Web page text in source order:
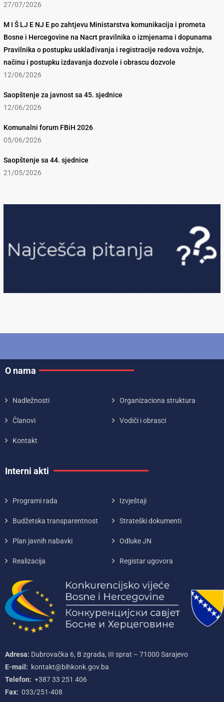
27/07/2026
M I Š LJ E NJ E po zahtjevu Ministarstva komunikacija i prometa
Bosne i Hercegovine na Nacrt pravilnika o izmjenama i dopunama
Pravilnika o postupku usklađivanja i registracije redova vožnje,
načinu i postupku izdavanja dozvole i obrascu dozvole
12/06/2026
Saopštenje za javnost sa 45. sjednice
12/06/2026
Komunalni forum FBiH 2026
05/06/2026
Saopštenje sa 44. sjednice
21/05/2026
O nama
Nadležnosti Organizaciona struktura
Članovi Vodiči i obrasci
Kontakt
Interni akti
Programi rada Izvještaji
Budžetska transparentnost Strateški dokumenti
Plan javnih nabavki Odluke JN
Realizacija Registar ugovora
Adresa: Dubrovačka 6, B zgrada, III sprat – 71000‌ Sarajevo
E-mail: kontakt@bihkonk.gov.ba
Telefon: +387‌ 33‌ 251‌ 406
Fax: 033/251-408